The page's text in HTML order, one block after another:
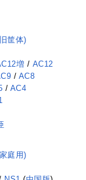
筐体)
増 / AC12
/ AC8
/ AC4
庭用)